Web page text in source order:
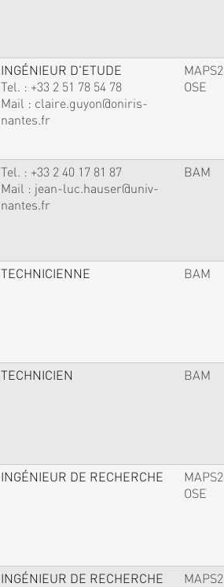
INGÉNIEUR D'ETUDE
Tel. : +33 2 51 78 54 78
Mail : claire.guyon@oniris-
nantes.fr
MAPS2
OSE
Tel. : +33 2 40 17 81 87
Mail : jean-luc.hauser@univ-
nantes.fr
BAM
TECHNICIENNE BAM
TECHNICIEN BAM
INGÉNIEUR DE RECHERCHE
MAPS2
OSE
INGÉNIEUR DE RECHERCHE MAPS2